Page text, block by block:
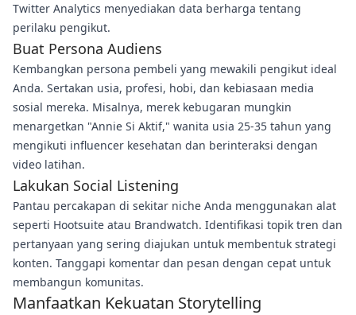
Twitter Analytics menyediakan data berharga tentang
perilaku pengikut.
Buat Persona Audiens
Kembangkan persona pembeli yang mewakili pengikut ideal
Anda. Sertakan usia, profesi, hobi, dan kebiasaan media
sosial mereka. Misalnya, merek kebugaran mungkin
menargetkan "Annie Si Aktif," wanita usia 25-35 tahun yang
mengikuti influencer kesehatan dan berinteraksi dengan
video latihan.
Lakukan Social Listening
Pantau percakapan di sekitar niche Anda menggunakan alat
seperti Hootsuite atau Brandwatch. Identifikasi topik tren dan
pertanyaan yang sering diajukan untuk membentuk strategi
konten. Tanggapi komentar dan pesan dengan cepat untuk
membangun komunitas.
Manfaatkan Kekuatan Storytelling